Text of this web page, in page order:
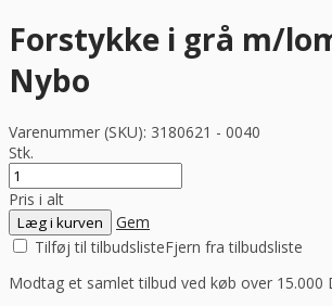
Forstykke i grå m/
Nybo
Varenummer (SKU): 3180621 - 0040
Stk.
Pris i alt
Læg i kurven
Gem
Tilføj til tilbudslisteFjern fra tilbudsliste
Modtag et samlet tilbud ved køb over 15.000